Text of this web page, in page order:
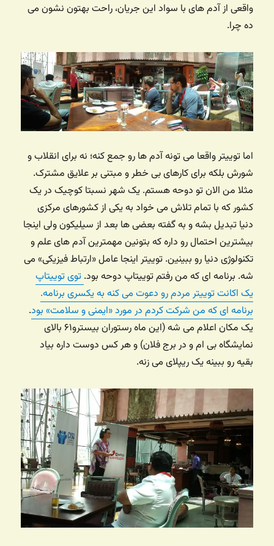
واقعی از آدم های با سواد این جریان، راحت بهتون نشون می
ده چرا.
اما توییتر واقعا می تونه آدم ها رو جمع کنه؛ نه برای انقلاب و
شورش بلکه برای کارهای بی خطر و مبتنی بر علایق مشترک.
مثلا من الان تو دوحه هستم. یک شهر نسبتا کوچیک در یک
کشور که با تمام تلاش می خواد به یکی از کشورهای مرکزی
دنیا تبدیل بشه و به گفته بعضی ها بعد از سیلیکون ولی اینجا
بیشترین احتمال رو داره که بتونین مهمترین آدم های علم و
تکنولوژی دنیا رو ببینین. توییتر اینجا عامل «ارتباط فیزیکی» می
شه. برنامه ای که من رفتم توییتاپ دوحه بود. توی توییتاپ
یک اکانت توییتر مردم رو دعوت می کنه به یکسری برنامه.
برنامه ای که من شرکت کردم در مورد «ایمنی و سلامت» بود.
یک مکان اعلام می شه (این ماه رستوران بیسترو۶۱ بالای
نمایشگاه بی ام و در برج فلان) و هر کس دوست داره بیاد
بقیه رو ببینه یک ریپلای می زنه.